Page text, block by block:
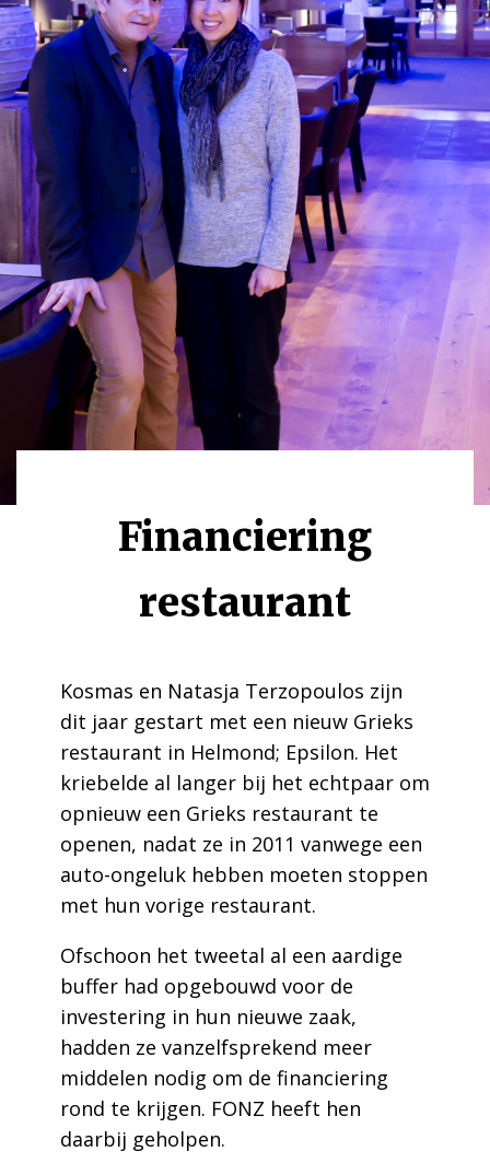
Financiering
restaurant
Kosmas en Natasja Terzopoulos zijn
dit jaar gestart met een nieuw Grieks
restaurant in Helmond; Epsilon. Het
kriebelde al langer bij het echtpaar om
opnieuw een Grieks restaurant te
openen, nadat ze in 2011 vanwege een
auto-ongeluk hebben moeten stoppen
met hun vorige restaurant.
Ofschoon het tweetal al een aardige
buffer had opgebouwd voor de
investering in hun nieuwe zaak,
hadden ze vanzelfsprekend meer
middelen nodig om de financiering
rond te krijgen. FONZ heeft hen
daarbij geholpen.